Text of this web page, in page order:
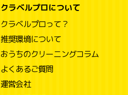
クラベルプロについて
クラベルプロって？
推奨環境について
おうちのクリーニングコラム
よくあるご質問
運営会社